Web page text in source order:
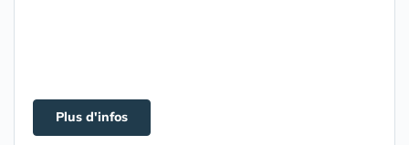
Plus d'infos